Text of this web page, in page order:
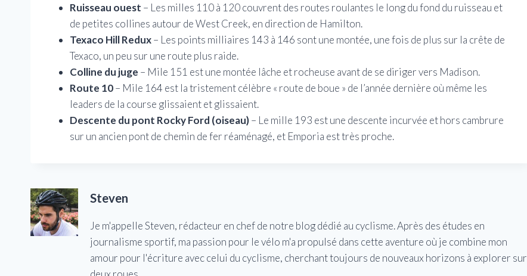
Ruisseau ouest – Les milles 110 à 120 couvrent des routes roulantes le long du fond du ruisseau et
de petites collines autour de West Creek, en direction de Hamilton.
Texaco Hill Redux– Les points milliaires 143 à 146 sont une montée, une fois de plus sur la crête de
Texaco, un peu sur une route plus raide.
Colline du juge – Mile 151 est une montée lâche et rocheuse avant de se diriger vers Madison.
Route 10– Mile 164 est la tristement célèbre « route de boue » de l’année dernière où même les
leaders de la course glissaient et glissaient.
Descente du pont Rocky Ford (oiseau)– Le mille 193 est une descente incurvée et hors cambrure
sur un ancien pont de chemin de fer réaménagé, et Emporia est très proche.
Steven
Je m'appelle Steven, rédacteur en chef de notre blog dédié au cyclisme. Après des études en
journalisme sportif, ma passion pour le vélo m'a propulsé dans cette aventure où je combine mon
amour pour l'écriture avec celui du cyclisme, cherchant toujours de nouveaux horizons à explorer sur